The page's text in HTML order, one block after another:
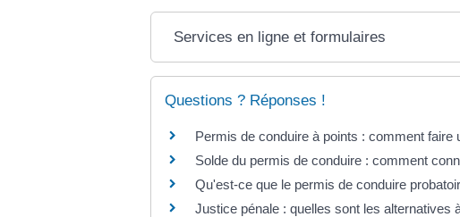
Services en ligne et formulaires
Questions ? Réponses !
Permis de conduire à points : comment faire
Solde du permis de conduire : comment
Qu'est-ce que le permis de conduire
Justice pénale : quelles sont les alternatives